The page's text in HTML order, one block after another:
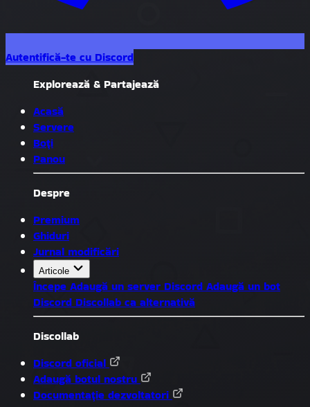
Autentifică-te cu Discord
Explorează & Partajează
Acasă
Servere
Boți
Panou
Despre
Premium
Ghiduri
Jurnal modificări
Articole
Începe Adaugă un server Discord Adaugă un bot
Discord Discollab ca alternativă
Discollab
Discord oficial
Adaugă botul nostru
Documentație dezvoltatori